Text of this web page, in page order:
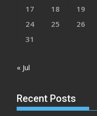
17
18 19
24
25 26
31
« Jul
Recent Posts